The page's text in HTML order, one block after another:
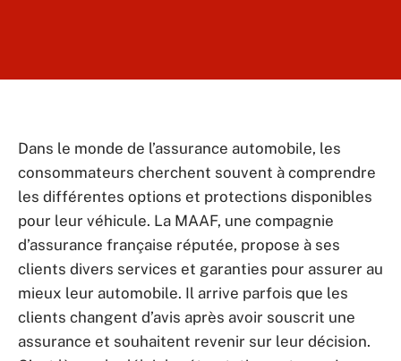
Dans le monde de l’assurance automobile, les
consommateurs cherchent souvent à comprendre
les différentes options et protections disponibles
pour leur véhicule. La MAAF, une compagnie
d’assurance française réputée, propose à ses
clients divers services et garanties pour assurer au
mieux leur automobile. Il arrive parfois que les
clients changent d’avis après avoir souscrit une
assurance et souhaitent revenir sur leur décision.